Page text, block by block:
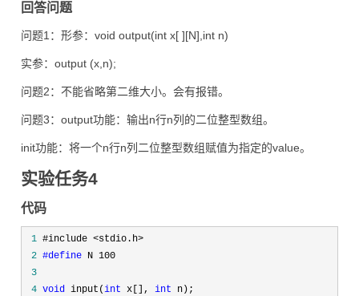
回答问题
问题1：形参：void output(int x[ ][N],int n)
实参：output (x,n);
问题2：不能省略第二维大小。会有报错。
问题3：output功能：输出n行n列的二位整型数组。
init功能：将一个n行n列二位整型数组赋值为指定的value。
实验任务4
代码
1
2 #define
3
4 void input(int x[], int